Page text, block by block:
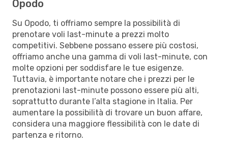
Opodo
Su Opodo, ti offriamo sempre la possibilità di
prenotare voli last-minute a prezzi molto
competitivi. Sebbene possano essere più costosi,
offriamo anche una gamma di voli last-minute, con
molte opzioni per soddisfare le tue esigenze.
Tuttavia, è importante notare che i prezzi per le
prenotazioni last-minute possono essere più alti,
soprattutto durante l’alta stagione in Italia. Per
aumentare la possibilità di trovare un buon affare,
considera una maggiore flessibilità con le date di
partenza e ritorno.